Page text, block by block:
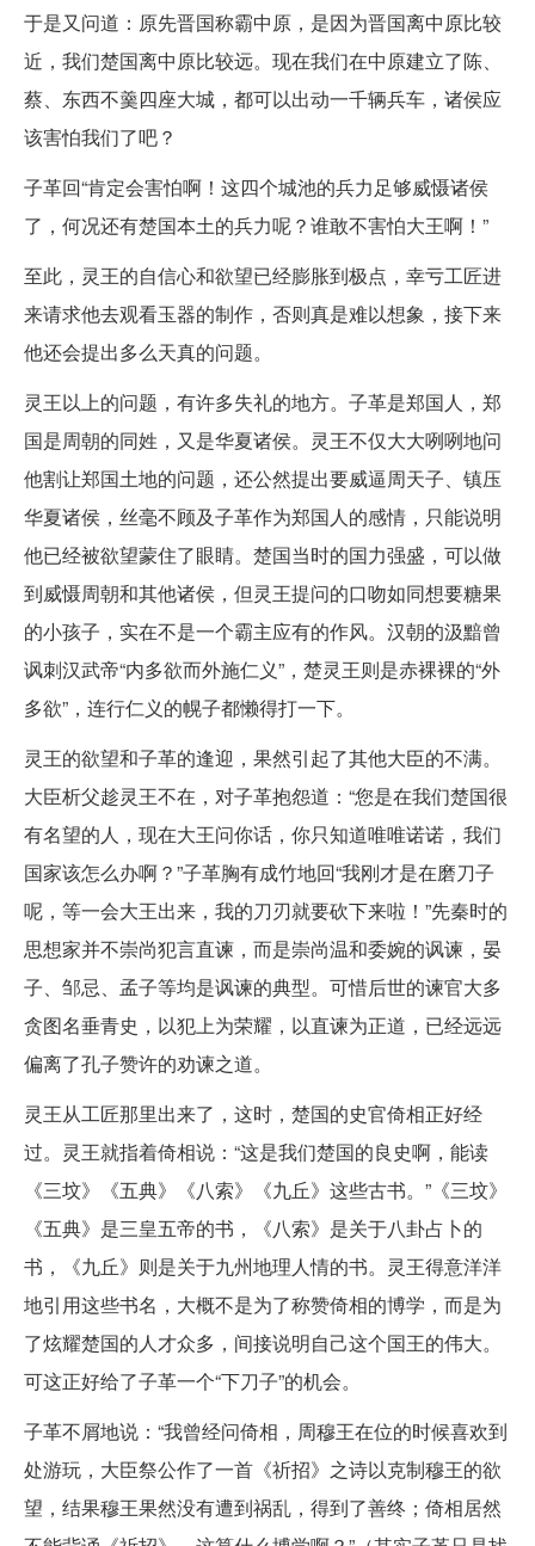
于是又问道：原先晋国称霸中原，是因为晋国离中原比较
近，我们楚国离中原比较远。现在我们在中原建立了陈、
蔡、东西不羹四座大城，都可以出动一千辆兵车，诸侯应
该害怕我们了吧？
子革回“肯定会害怕啊！这四个城池的兵力足够威慑诸侯
了，何况还有楚国本土的兵力呢？谁敢不害怕大王啊！”
至此，灵王的自信心和欲望已经膨胀到极点，幸亏工匠进
来请求他去观看玉器的制作，否则真是难以想象，接下来
他还会提出多么天真的问题。
灵王以上的问题，有许多失礼的地方。子革是郑国人，郑
国是周朝的同姓，又是华夏诸侯。灵王不仅大大咧咧地问
他割让郑国土地的问题，还公然提出要威逼周天子、镇压
华夏诸侯，丝毫不顾及子革作为郑国人的感情，只能说明
他已经被欲望蒙住了眼睛。楚国当时的国力强盛，可以做
到威慑周朝和其他诸侯，但灵王提问的口吻如同想要糖果
的小孩子，实在不是一个霸主应有的作风。汉朝的汲黯曾
讽刺汉武帝“内多欲而外施仁义”，楚灵王则是赤裸裸的“外
多欲”，连行仁义的幌子都懒得打一下。
灵王的欲望和子革的逢迎，果然引起了其他大臣的不满。
大臣析父趁灵王不在，对子革抱怨道：“您是在我们楚国很
有名望的人，现在大王问你话，你只知道唯唯诺诺，我们
国家该怎么办啊？”子革胸有成竹地回“我刚才是在磨刀子
呢，等一会大王出来，我的刀刃就要砍下来啦！”先秦时的
思想家并不崇尚犯言直谏，而是崇尚温和委婉的讽谏，晏
子、邹忌、孟子等均是讽谏的典型。可惜后世的谏官大多
贪图名垂青史，以犯上为荣耀，以直谏为正道，已经远远
偏离了孔子赞许的劝谏之道。
灵王从工匠那里出来了，这时，楚国的史官倚相正好经
过。灵王就指着倚相说：“这是我们楚国的良史啊，能读
《三坟》《五典》《八索》《九丘》这些古书。”《三坟》
《五典》是三皇五帝的书，《八索》是关于八卦占卜的
书，《九丘》则是关于九州地理人情的书。灵王得意洋洋
地引用这些书名，大概不是为了称赞倚相的博学，而是为
了炫耀楚国的人才众多，间接说明自己这个国王的伟大。
可这正好给了子革一个“下刀子”的机会。
子革不屑地说：“我曾经问倚相，周穆王在位的时候喜欢到
处游玩，大臣祭公作了一首《祈招》之诗以克制穆王的欲
望，结果穆王果然没有遭到祸乱，得到了善终；倚相居然